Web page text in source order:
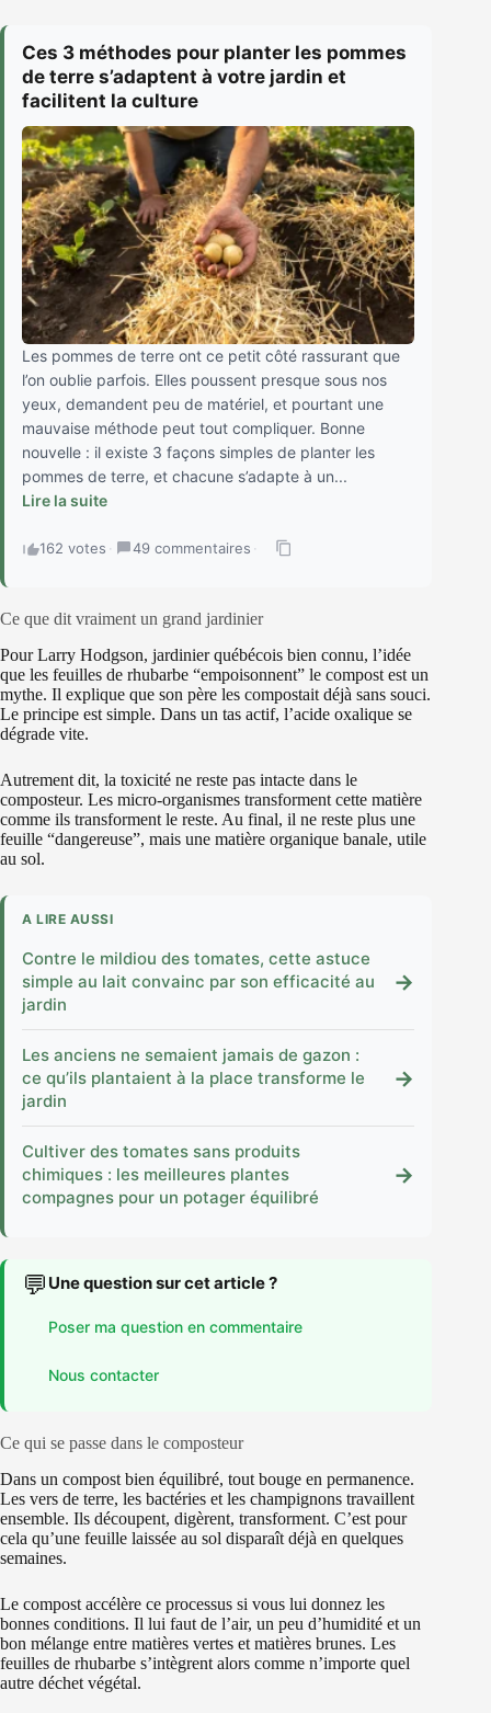
Ces 3 méthodes pour planter les pommes
de terre s’adaptent à votre jardin et
facilitent la culture
Les pommes de terre ont ce petit côté rassurant que
l’on oublie parfois. Elles poussent presque sous nos
yeux, demandent peu de matériel, et pourtant une
mauvaise méthode peut tout compliquer. Bonne
nouvelle : il existe 3 façons simples de planter les
pommes de terre, et chacune s’adapte à un...
Lire la suite
162 votes · 49 commentaires ·
Ce que dit vraiment un grand jardinier
Pour Larry Hodgson, jardinier québécois bien connu, l’idée
que les feuilles de rhubarbe “empoisonnent” le compost est un
mythe. Il explique que son père les compostait déjà sans souci.
Le principe est simple. Dans un tas actif, l’acide oxalique se
dégrade vite.
Autrement dit, la toxicité ne reste pas intacte dans le
composteur. Les micro-organismes transforment cette matière
comme ils transforment le reste. Au final, il ne reste plus une
feuille “dangereuse”, mais une matière organique banale, utile
au sol.
A LIRE AUSSI
Contre le mildiou des tomates, cette astuce
simple au lait convainc par son efficacité au
jardin
→
Les anciens ne semaient jamais de gazon :
ce qu’ils plantaient à la place transforme le
jardin
→
Cultiver des tomates sans produits
chimiques : les meilleures plantes
compagnes pour un potager équilibré
→
💬 Une question sur cet article ?
Poser ma question en commentaire
Nous contacter
Ce qui se passe dans le composteur
Dans un compost bien équilibré, tout bouge en permanence.
Les vers de terre, les bactéries et les champignons travaillent
ensemble. Ils découpent, digèrent, transforment. C’est pour
cela qu’une feuille laissée au sol disparaît déjà en quelques
semaines.
Le compost accélère ce processus si vous lui donnez les
bonnes conditions. Il lui faut de l’air, un peu d’humidité et un
bon mélange entre matières vertes et matières brunes. Les
feuilles de rhubarbe s’intègrent alors comme n’importe quel
autre déchet végétal.